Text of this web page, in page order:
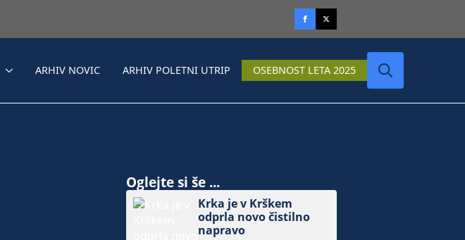
ARHIV NOVIC ARHIV POLETNI UTRIP OSEBNOST LETA 2025
Oglejte si še ...
Krka je v Krškem
odprla novo čistilno
napravo